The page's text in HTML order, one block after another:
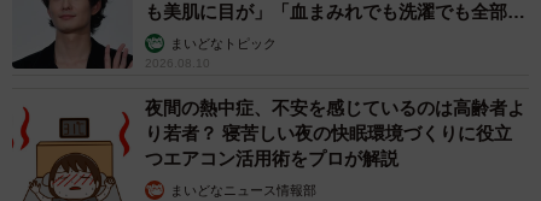
も美肌に目が」「血まみれでも洗濯でも全部か
っこいい」
まいどなトピック
2026.08.10
夜間の熱中症、不安を感じているのは高齢者よ
り若者？ 寝苦しい夜の快眠環境づくりに役立
つエアコン活用術をプロが解説
まいどなニュース情報部